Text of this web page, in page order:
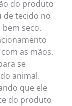
do produto
de tecido no
seco.
as mãos.
se
animal.
que ele
do produto